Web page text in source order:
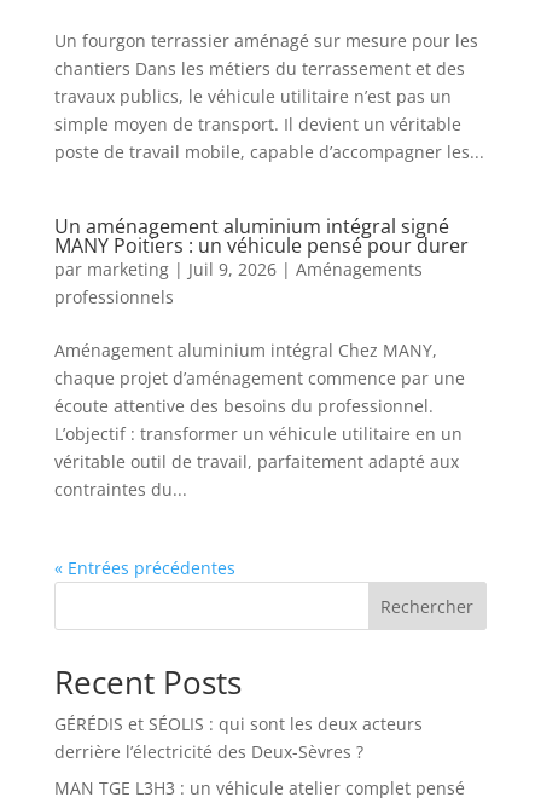
Un fourgon terrassier aménagé sur mesure pour les
chantiers Dans les métiers du terrassement et des
travaux publics, le véhicule utilitaire n’est pas un
simple moyen de transport. Il devient un véritable
poste de travail mobile, capable d’accompagner les...
Un aménagement aluminium intégral signé
MANY Poitiers : un véhicule pensé pour durer
par marketing| Juil 9, 2026| Aménagements
professionnels
Aménagement aluminium intégral Chez MANY,
chaque projet d’aménagement commence par une
écoute attentive des besoins du professionnel.
L’objectif : transformer un véhicule utilitaire en un
véritable outil de travail, parfaitement adapté aux
contraintes du...
« Entrées précédentes
Rechercher
Recent Posts
GÉRÉDIS et SÉOLIS : qui sont les deux acteurs
derrière l’électricité des Deux-Sèvres ?
MAN TGE L3H3 : un véhicule atelier complet pensé